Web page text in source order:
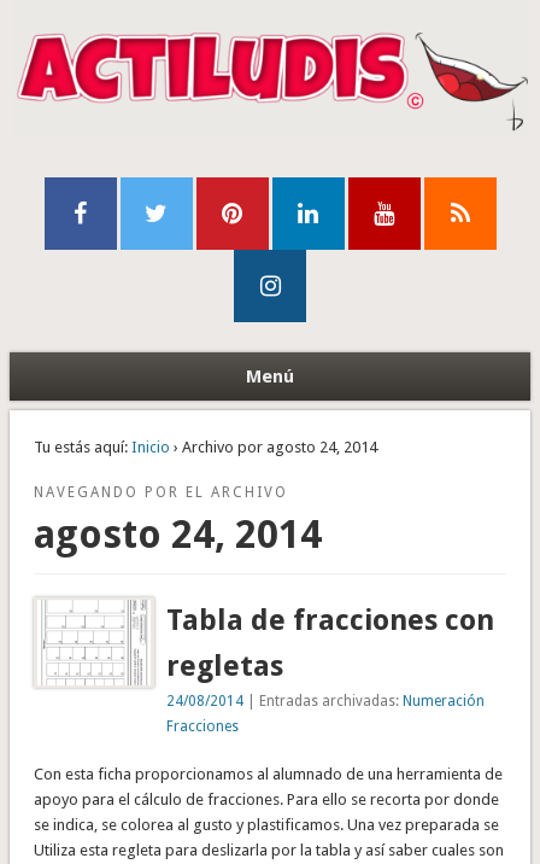
Menú
Tu estás aquí: Inicio › Archivo por agosto 24, 2014
NAVEGANDO POR EL ARCHIVO
agosto 24, 2014
Tabla de fracciones con
regletas
24/08/2014 | Entradas archivadas:Numeración
Fracciones
Con esta ficha proporcionamos al alumnado de una herramienta de
apoyo para el cálculo de fracciones. Para ello se recorta por donde
se indica, se colorea al gusto y plastificamos. Una vez preparada se
Utiliza esta regleta para deslizarla por la tabla y así saber cuales son